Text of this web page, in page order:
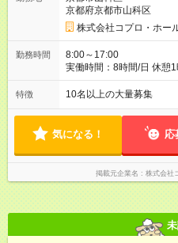
京都府京都市山科区
株式会社コプロ・ホー
勤務時間
8:00～17:00
実働時間：8時間/日 休憩1時間 残業はほとんどなく、
る日が多い働き方です。
ので、 「今日やるべき仕
方を大切にしています。
特徴 10名以上の大量募集
気になる！ 応
掲載元企業名 株式会社